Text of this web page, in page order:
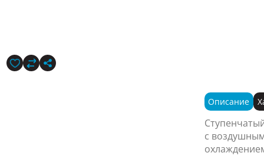
Описание
с